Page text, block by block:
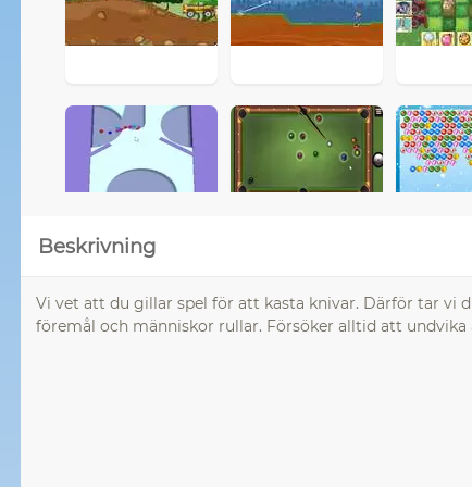
Beskrivning
Vi vet att du gillar spel för att kasta knivar. Därför tar vi
föremål och människor rullar. Försöker alltid att